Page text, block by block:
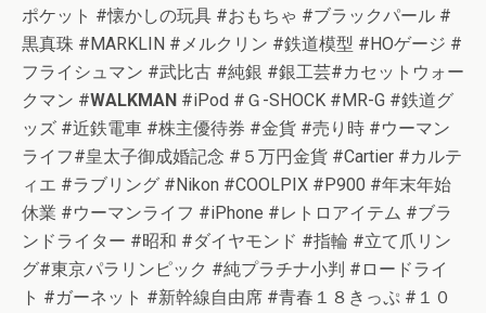
ポケット #懐かしの玩具 #おもちゃ #ブラックパール #
黒真珠 #MARKLIN #メルクリン #鉄道模型 #HOゲージ #
フライシュマン #武比古 #純銀 #銀工芸#カセットウォー
クマン #WALKMAN #iPod #Ｇ-SHOCK #MR-G #鉄道グ
ッズ #近鉄電車 #株主優待券 #金貨 #売り時 #ウーマン
ライフ#皇太子御成婚記念 #５万円金貨 #Cartier #カルテ
ィエ #ラブリング #Nikon #COOLPIX #P900 #年末年始
休業 #ウーマンライフ #iPhone #レトロアイテム #ブラ
ンドライター #昭和 #ダイヤモンド #指輪 #立て爪リン
グ#東京パラリンピック #純プラチナ小判 #ロードライ
ト #ガーネット #新幹線自由席 #青春１８きっぷ #１０